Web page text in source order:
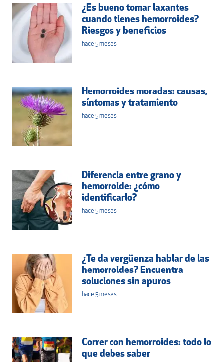
¿Es bueno tomar laxantes
cuando tienes hemorroides?
Riesgos y beneficios
hace 5 meses
Hemorroides moradas: causas,
síntomas y tratamiento
hace 5 meses
Diferencia entre grano y
hemorroide: ¿cómo
identificarlo?
hace 5 meses
¿Te da vergüenza hablar de las
hemorroides? Encuentra
soluciones sin apuros
hace 5 meses
Correr con hemorroides: todo lo
que debes saber